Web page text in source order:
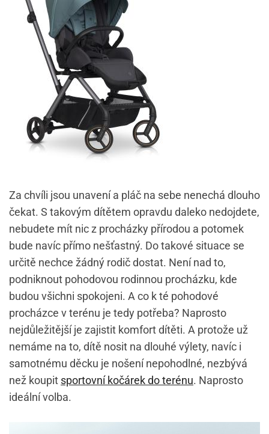
Za chvíli jsou unavení a pláč na sebe nenechá dlouho
čekat. S takovým dítětem opravdu daleko nedojdete,
nebudete mít nic z procházky přírodou a potomek
bude navíc přímo nešťastný. Do takové situace se
určitě nechce žádný rodič dostat. Není nad to,
podniknout pohodovou rodinnou procházku, kde
budou všichni spokojeni. A co k té pohodové
procházce v terénu je tedy potřeba? Naprosto
nejdůležitější je zajistit komfort dítěti. A protože už
nemáme na to, dítě nosit na dlouhé výlety, navíc i
samotnému děcku je nošení nepohodlné, nezbývá
než koupit sportovní kočárek do terénu. Naprosto
ideální volba.